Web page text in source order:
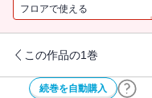
フロアで使える
この作品の1巻
続巻を自動購入